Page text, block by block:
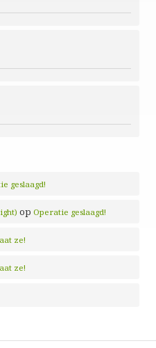
geslaagd!
op Operatie geslaagd!
ze!
ze!